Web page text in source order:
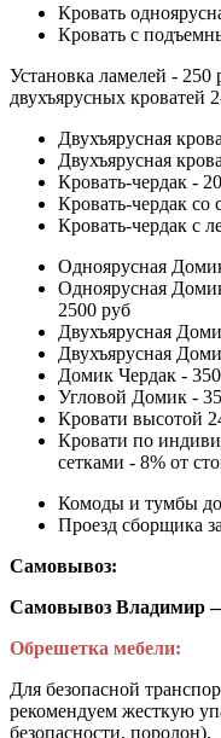
Кровать
Кровать с
Установка ламелей -
двухъярусных кроватей
Двухъярусная
Двухъярусная
Кровать-чердак -
Кровать-чердак со
Кровать-чердак с
Одноярусная
Одноярусная
2500 руб
Двухъярусная
Двухъярусная
Домик Чердак -
Угловой Домик -
Кровати высотой
Кровати по
сетками - 8% от
Комоды и тумбы
Проезд
Самовывоз:
Самовывоз
Обрешетка мебели:
Для безопасной
рекомендуем жесткую
безопасности, поролон).